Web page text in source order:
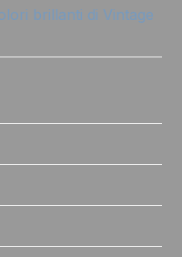
brillanti di Vintage